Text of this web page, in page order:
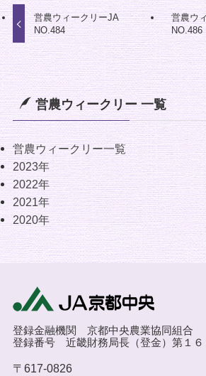
営農ウィークリーJA
NO.484
営農ウ
NO.486
営農ウィークリー 一覧
営農ウィークリー一覧
2023年
2022年
2021年
2020年
登録金融機関 京都中央農業協同組合
登録番号 近畿財務局長（登金）第１６
〒617-0826